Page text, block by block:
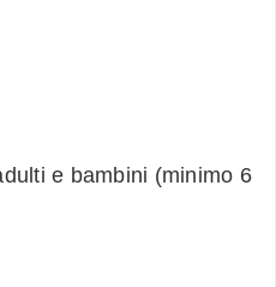
e bambini (minimo 6